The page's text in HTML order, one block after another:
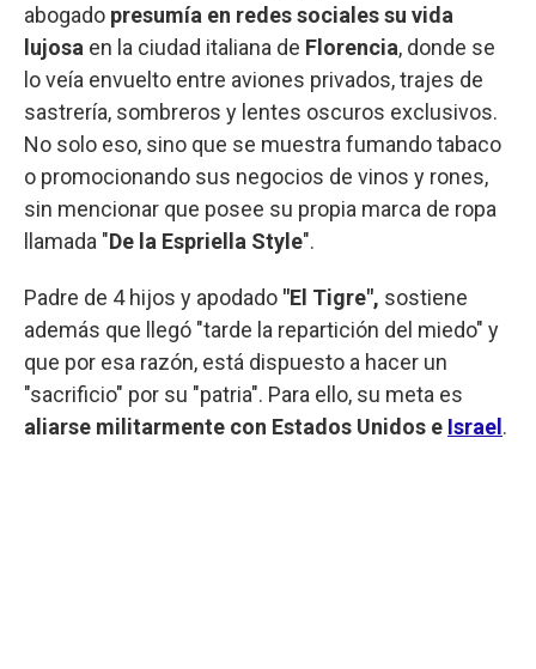
abogado presumía en redes sociales su vida
lujosa en la ciudad italiana de Florencia, donde se
lo veía envuelto entre aviones privados, trajes de
sastrería, sombreros y lentes oscuros exclusivos.
No solo eso, sino que se muestra fumando tabaco
o promocionando sus negocios de vinos y rones,
sin mencionar que posee su propia marca de ropa
llamada "De la Espriella Style".
Padre de 4 hijos y apodado "El Tigre", sostiene
además que llegó "tarde la repartición del miedo" y
que por esa razón, está dispuesto a hacer un
"sacrificio" por su "patria". Para ello, su meta es
aliarse militarmente con Estados Unidos e Israel .